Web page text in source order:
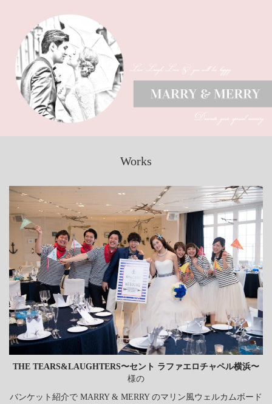
Works
THE TEARS&LAUGHTERS〜セント ラファエロチャペル横浜〜
様の
バンケット紹介で MARRY & MERRY のマリン風ウェルカムボード